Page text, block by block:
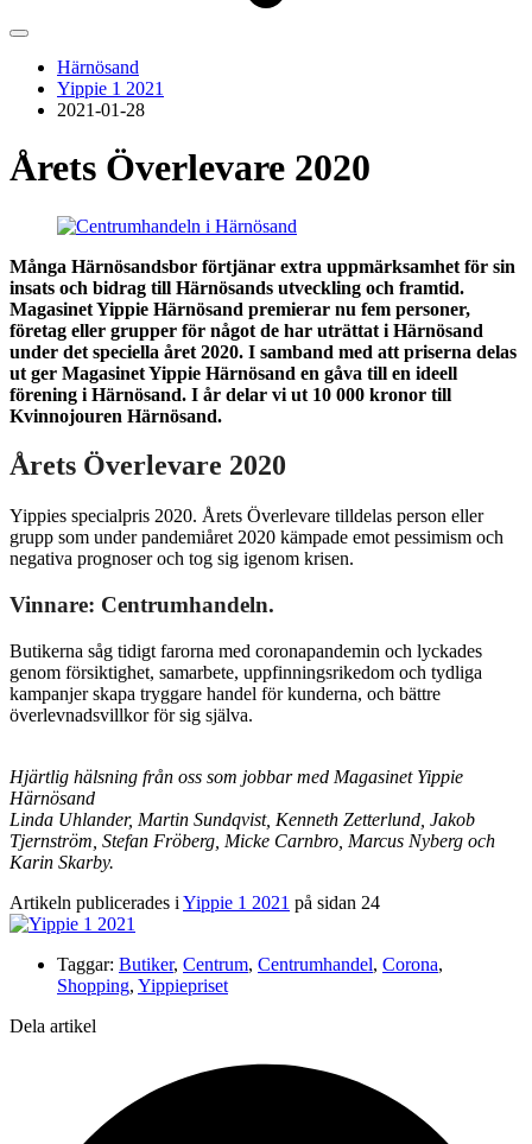
Härnösand
Yippie 1 2021
2021-01-28
Årets Överlevare 2020
Många Härnösandsbor förtjänar extra uppmärksamhet för sin
insats och bidrag till Härnösands utveckling och framtid.
Magasinet Yippie Härnösand premierar nu fem personer,
företag eller grupper för något de har uträttat i Härnösand
under det speciella året 2020. I samband med att priserna delas
ut ger Magasinet Yippie Härnösand en gåva till en ideell
förening i Härnösand. I år delar vi ut 10 000 kronor till
Kvinnojouren Härnösand.
Årets Överlevare 2020
Yippies specialpris 2020. Årets Överlevare tilldelas person eller
grupp som under pandemiåret 2020 kämpade emot pessimism och
negativa prognoser och tog sig igenom krisen.
Vinnare: Centrumhandeln.
Butikerna såg tidigt farorna med coronapandemin och lyckades
genom försiktighet, samarbete, uppfinningsrikedom och tydliga
kampanjer skapa tryggare handel för kunderna, och bättre
överlevnadsvillkor för sig själva.
Hjärtlig hälsning från oss som jobbar med Magasinet Yippie
Härnösand
Linda Uhlander, Martin Sundqvist, Kenneth Zetterlund, Jakob
Tjernström, Stefan Fröberg, Micke Carnbro, Marcus Nyberg och
Karin Skarby.
Artikeln publicerades i Yippie 1 2021 på sidan 24
Taggar: Butiker, Centrum, Centrumhandel, Corona,
Shopping, Yippiepriset
Dela artikel